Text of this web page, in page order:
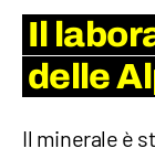
Il
delle
Il minerale è